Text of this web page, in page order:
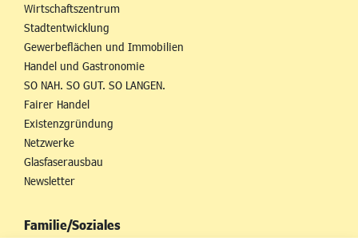
Wirtschaftszentrum
Stadtentwicklung
Gewerbeflächen und Immobilien
Handel und Gastronomie
SO NAH. SO GUT. SO LANGEN.
Fairer Handel
Existenzgründung
Netzwerke
Glasfaserausbau
Newsletter
Familie/Soziales